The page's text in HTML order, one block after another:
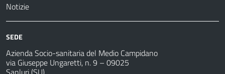
Notizie
SEDE
Azienda Socio-sanitaria del Medio Campidano
via Giuseppe Ungaretti, n. 9 – 09025